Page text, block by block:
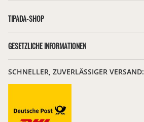
TIPADA-SHOP
GESETZLICHE INFORMATIONEN
SCHNELLER, ZUVERLÄSSIGER VERSAND: